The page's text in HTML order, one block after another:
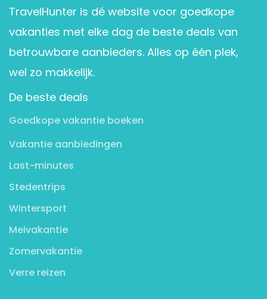
TravelHunter is dé website voor goedkope
vakanties met elke dag de beste deals van
betrouwbare aanbieders. Alles op één plek,
wel zo makkelijk.
De beste deals
Goedkope vakantie boeken
Vakantie aanbiedingen
Last-minutes
Stedentrips
Wintersport
Meivakantie
Zomervakantie
Verre reizen